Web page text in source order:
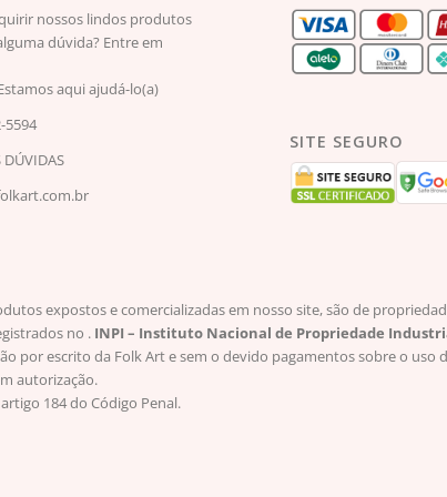
nossos lindos produtos
dúvida? Entre em
aqui ajudá-lo(a)
5594
DÚVIDAS
SITE SEGURO
expostos e comercializadas em nosso site, são de
no . INPI – Instituto Nacional de Propriedade
por escrito da Folk Art e sem o devido pagamentos sobre o uso
autorização.
184 do Código Penal.